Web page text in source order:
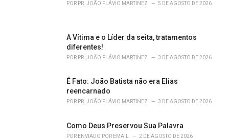
POR PR. JOÃO FLÁVIO MARTINEZ 5 DE AGOSTO DE 2026
A Vítima e o Líder da seita, tratamentos
diferentes!
POR PR. JOÃO FLÁVIO MARTINEZ 3 DE AGOSTO DE 2026
É Fato: João Batista não era Elias
reencarnado
POR PR. JOÃO FLÁVIO MARTINEZ 3 DE AGOSTO DE 2026
Como Deus Preservou Sua Palavra
POR ENVIADO POR EMAIL 2 DE AGOSTO DE 2026